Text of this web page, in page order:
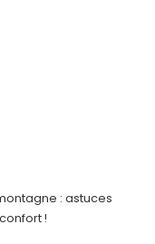
: astuces
!